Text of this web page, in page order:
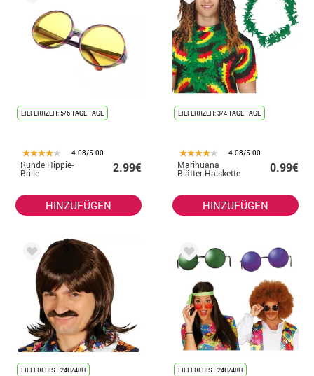
LIEFERRZEIT: 5/6 TAGE TAGE
4.08/5.00
Runde Hippie-
Brille 2.99€
HINZUFÜGEN
LIEFERRZEIT: 3/4 TAGE TAGE
4.08/5.00
Marihuana
Blätter Halskette 0.99€
HINZUFÜGEN
LIEFERFRIST 24H/48H
LIEFERFRIST 24H/48H